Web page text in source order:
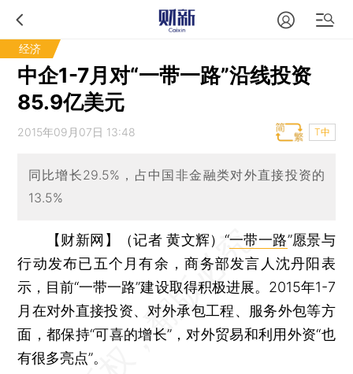
经济
中企1-7月对“一带一路”沿线投资
85.9亿美元
2015年09月07日 13:48 T中
同比增长29.5%，占中国非金融类对外直接投资的
13.5%
【财新网】（记者 黄文辉） “一带一路”愿景与
行动发布已五个月有余，商务部发言人沈丹阳表
示，目前“一带一路”建设取得积极进展。2015年1-7
月在对外直接投资、对外承包工程、服务外包等方
面，都保持“可喜的增长”，对外贸易和利用外资“也
有很多亮点”。